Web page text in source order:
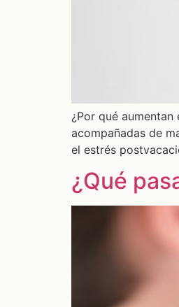
¿Por qué
acompañadas de
el estrés
¿Qué